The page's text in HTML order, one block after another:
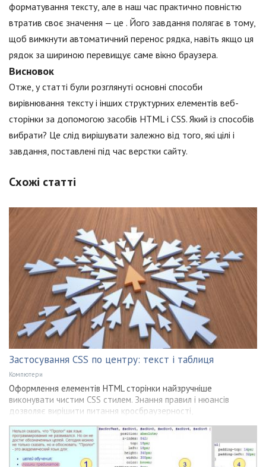
форматування тексту, але в наш час практично повністю
втратив своє значення — це . Його завдання полягає в тому,
щоб вимкнути автоматичний перенос рядка, навіть якщо ця
рядок за шириною перевищує саме вікно браузера.
Висновок
Отже, у статті були розглянуті основні способи
вирівнювання тексту і інших структурних елементів веб-
сторінки за допомогою засобів HTML і CSS. Який із способів
вибрати? Це слід вирішувати залежно від того, які цілі і
завдання, поставлені під час верстки сайту.
Схожі статті
Застосування CSS по центру: текст і таблиця
Компютери
Оформлення елементів HTML сторінки найзручніше
виконувати чистим CSS стилем. Знання правил і нюансів
дозволяє вирішити питання кросбраузерності,